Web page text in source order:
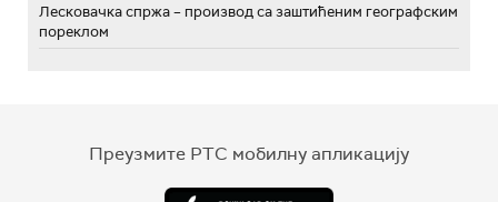
Лесковачка спржа – производ са заштићеним географским
пореклом
Преузмите РТС мобилну апликацију